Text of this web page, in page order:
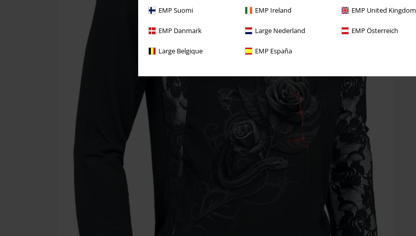
EMP Suomi EMP Ireland EMP United Kingdom
EMP Danmark Large Nederland EMP Österreich
Large Belgique EMP España